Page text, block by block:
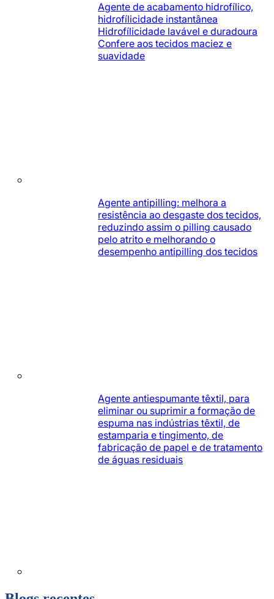
Agente de acabamento hidrofílico,
hidrofílicidade instantânea
Hidrofílicidade lavável e duradoura
Confere aos tecidos maciez e
suavidade
Agente antipilling: melhora a
resistência ao desgaste dos tecidos,
reduzindo assim o pilling causado
pelo atrito e melhorando o
desempenho antipilling dos tecidos
Agente antiespumante têxtil, para
eliminar ou suprimir a formação de
espuma nas indústrias têxtil, de
estamparia e tingimento, de
fabricação de papel e de tratamento
de águas residuais